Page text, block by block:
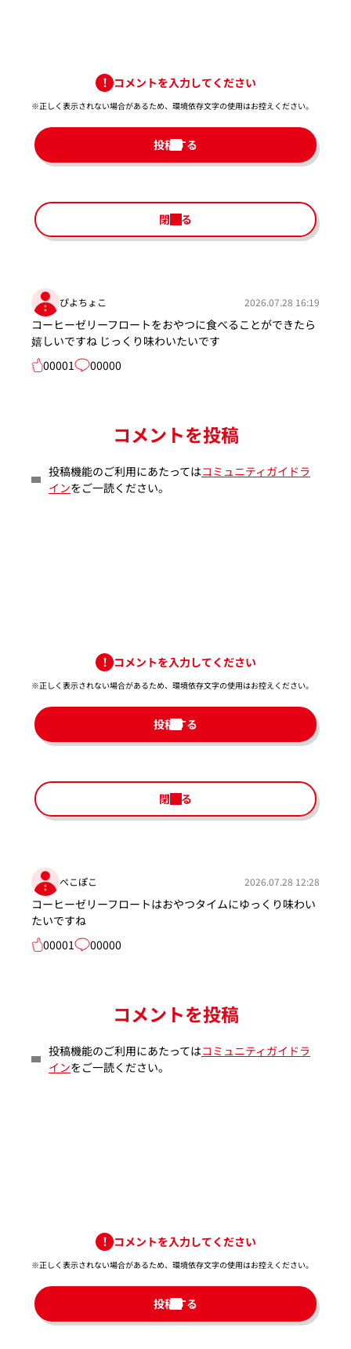
コメントを入力してください
※正しく表示されない場合があるため、環境依存文字の使用はお控えください。​
投稿する
閉じる
ぴよちょこ 2026.07.28 16:19
コーヒーゼリーフロートをおやつに食べることができたら
嬉しいですね じっくり味わいたいです
00001
00000
コメントを投稿
投稿機能のご利用にあたってはコミュニティガイドラ
インをご一読ください。
コメントを入力してください
※正しく表示されない場合があるため、環境依存文字の使用はお控えください。​
投稿する
閉じる
ぺこぽこ 2026.07.28 12:28
コーヒーゼリーフロートはおやつタイムにゆっくり味わい
たいですね
00001
00000
コメントを投稿
投稿機能のご利用にあたってはコミュニティガイドラ
インをご一読ください。
コメントを入力してください
※正しく表示されない場合があるため、環境依存文字の使用はお控えください。​
投稿する